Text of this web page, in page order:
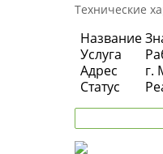
Технические
Название
Услуга
Адрес
г.
Статус